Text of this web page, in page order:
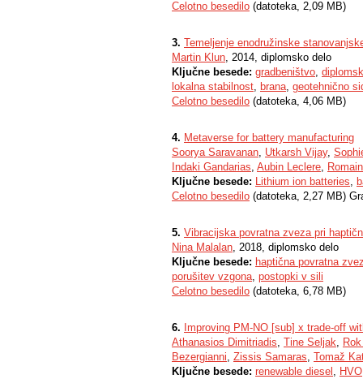
Celotno besedilo (datoteka, 2,09 MB)
3. Temeljenje enodružinske
Martin Klun, 2014, diplomsko delo
Ključne besede: gradbeništvo,
lokalna stabilnost, brana, geotehnično
Celotno besedilo (datoteka, 4,06 MB)
4. Metaverse for battery manufacturing
Soorya Saravanan, Utkarsh Vijay,
Indaki Gandarias, Aubin Leclere,
Ključne besede: Lithium ion batteries,
Celotno besedilo (datoteka, 2,27 MB)
5. Vibracijska povratna zveza pri
Nina Malalan, 2018, diplomsko delo
Ključne besede: haptična povratna
porušitev vzgona, postopki v sili
Celotno besedilo (datoteka, 6,78 MB)
6. Improving PM-NO [sub] x trade-off
Athanasios Dimitriadis, Tine Seljak,
Bezergianni, Zissis Samaras, Tomaž
Ključne besede: renewable diesel , HVO